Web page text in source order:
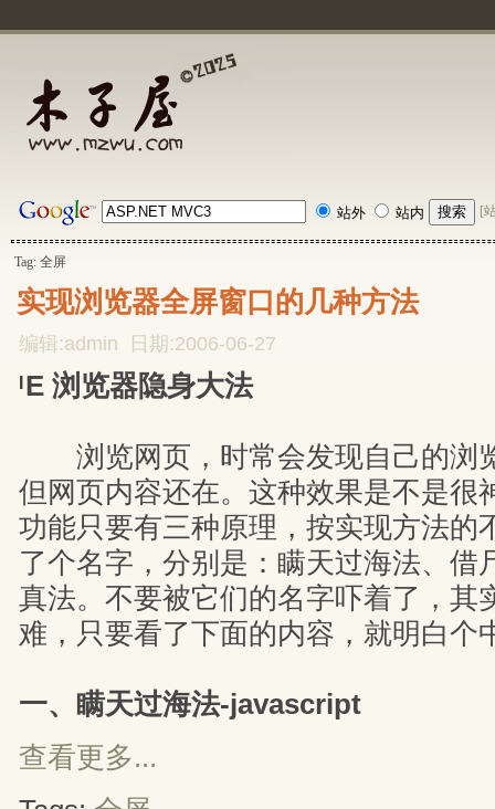
站外 站内 [
Tag: 全屏
实现浏览器全屏窗口的几种方法
编辑:admin 日期:2006-06-27
E 浏览器隐身大法
浏览网页，时常会发现自己的浏
但网页内容还在。这种效果是不是很
功能只要有三种原理，按实现方法的
了个名字，分别是：瞒天过海法、借
真法。不要被它们的名字吓着了，其
难，只要看了下面的内容，就明白个
一、瞒天过海法-javascript
查看更多...